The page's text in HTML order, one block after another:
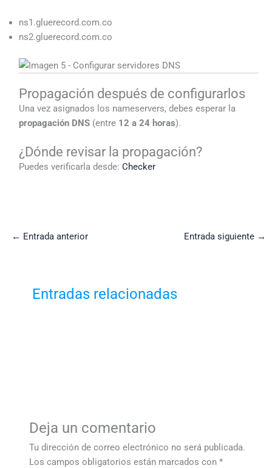
ns1.gluerecord.com.co
ns2.gluerecord.com.co
Propagación después de configurarlos
Una vez asignados los nameservers, debes esperar la
propagación DNS (entre 12 a 24 horas).
¿Dónde revisar la propagación?
Puedes verificarla desde:Checker
← Entrada anterior Entrada siguiente →
Entradas relacionadas
Deja un comentario
Tu dirección de correo electrónico no será publicada.
Los campos obligatorios están marcados con *